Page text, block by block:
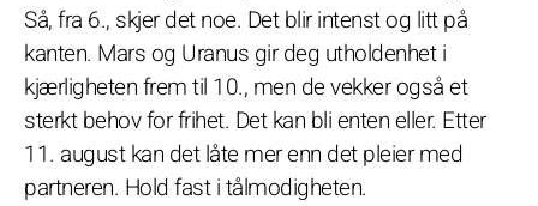
Så, fra 6., skjer det noe. Det blir intenst og litt på
kanten. Mars og Uranus gir deg utholdenhet i
kjærligheten frem til 10., men de vekker også et
sterkt behov for frihet. Det kan bli enten eller. Etter
11. august kan det låte mer enn det pleier med
partneren. Hold fast i tålmodigheten.